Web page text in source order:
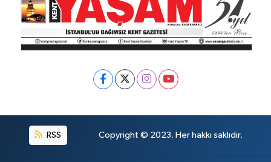
RSS Copyright © 2023. Her hakkı saklıdır.